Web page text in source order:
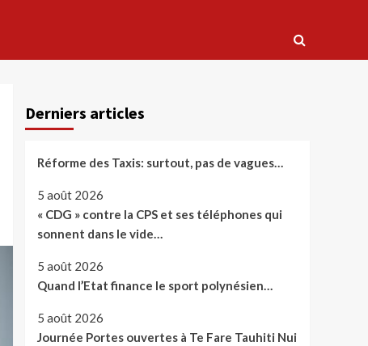
Derniers articles
Réforme des Taxis: surtout, pas de vagues…
5 août 2026
« CDG » contre la CPS et ses téléphones qui
sonnent dans le vide…
5 août 2026
Quand l’Etat finance le sport polynésien…
5 août 2026
Journée Portes ouvertes à Te Fare Tauhiti Nui